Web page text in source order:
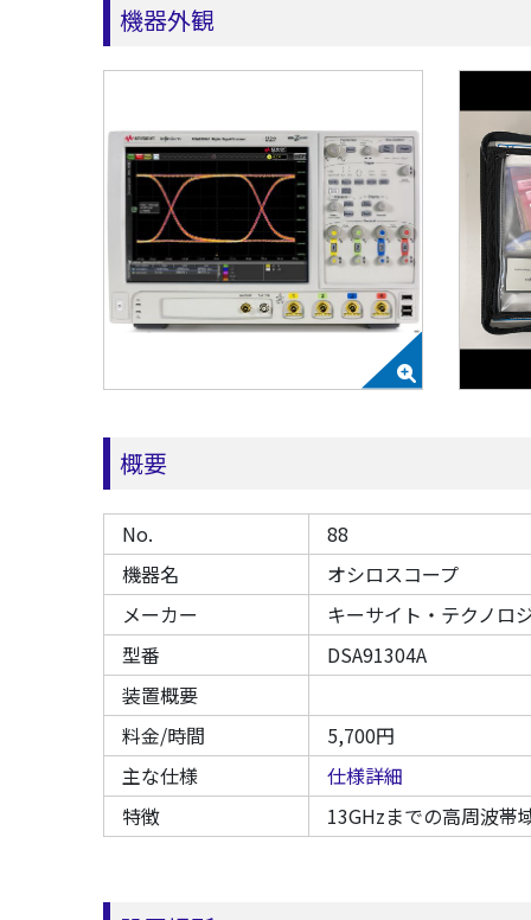
機器外観
概要
No.
88
機器名
オシロスコープ
メーカー
キーサイト・テクノロ
型番
DSA91304A
装置概要
料金/時間
5,700円
主な仕様
仕様詳細
特徴
13GHzまでの高周波帯